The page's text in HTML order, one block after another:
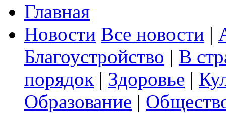
Главная
Новости Все новости |
Благоустройство | В
порядок | Здоровье |
Образование |